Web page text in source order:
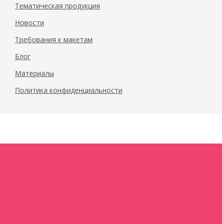
Тематическая продукция
Новости
Требования к макетам
Блог
Материалы
Политика конфиденциальности